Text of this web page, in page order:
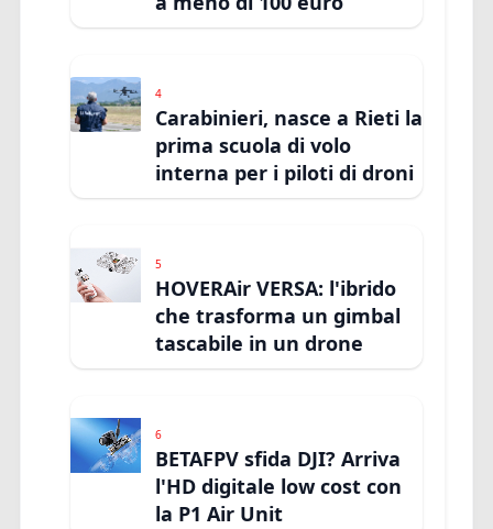
4
Carabinieri, nasce a Rieti la
prima scuola di volo
interna per i piloti di droni
5
HOVERAir VERSA: l'ibrido
che trasforma un gimbal
tascabile in un drone
6
BETAFPV sfida DJI? Arriva
l'HD digitale low cost con
la P1 Air Unit